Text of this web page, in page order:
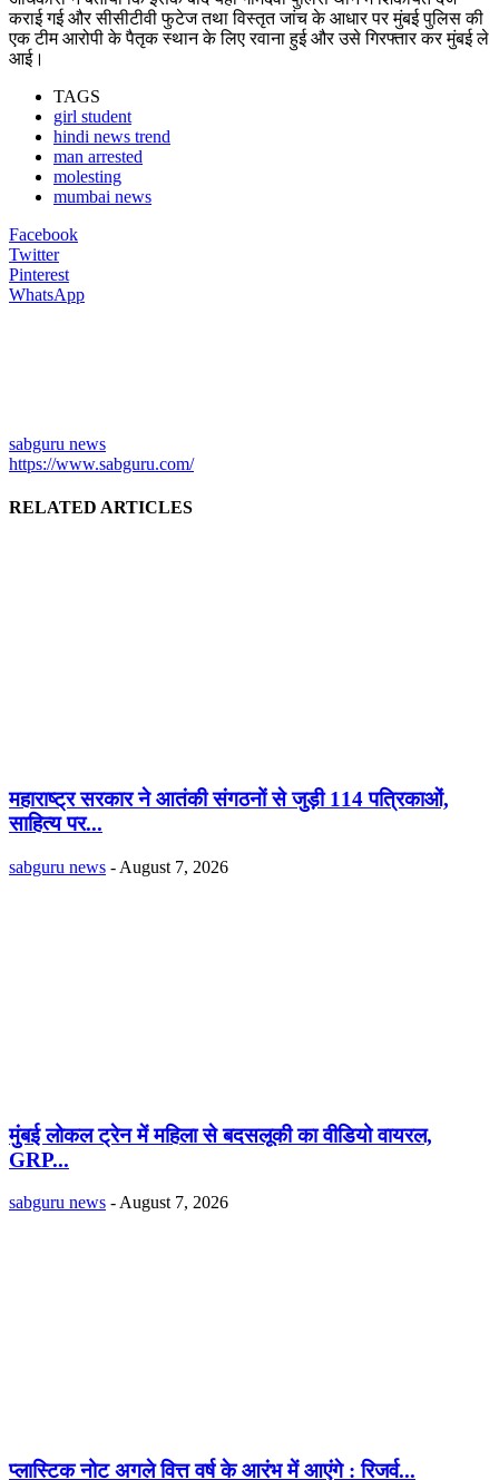
कराई गई और सीसीटीवी फुटेज तथा विस्तृत जांच के आधार पर मुंबई पुलिस की
एक टीम आरोपी के पैतृक स्थान के लिए रवाना हुई और उसे गिरफ्तार कर मुंबई ले
आई।
TAGS
girl student
hindi news trend
man arrested
molesting
mumbai news
Facebook
Twitter
Pinterest
WhatsApp
sabguru news
https://www.sabguru.com/
RELATED ARTICLES
महाराष्ट्र सरकार ने आतंकी संगठनों से जुड़ी 114 पत्रिकाओं,
साहित्य पर...
sabguru news - August 7, 2026
मुंबई लोकल ट्रेन में महिला से बदसलूकी का वीडियो वायरल,
GRP...
sabguru news - August 7, 2026
प्लास्टिक नोट अगले वित्त वर्ष के आरंभ में आएंगे : रिजर्व...